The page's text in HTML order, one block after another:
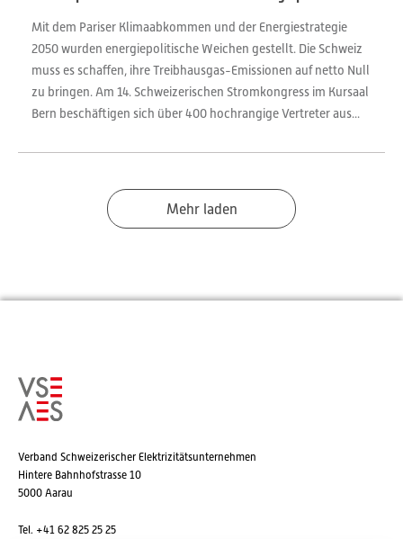
Mit dem Pariser Klimaabkommen und der Energiestrategie
2050 wurden energiepolitische Weichen gestellt. Die Schweiz
muss es schaffen, ihre Treibhausgas-Emissionen auf netto Null
zu bringen. Am 14. Schweizerischen Stromkongress im Kursaal
Bern beschäftigen sich über 400 hochrangige Vertreter aus...
Mehr laden
Verband Schweizerischer Elektrizitätsunternehmen
Hintere Bahnhofstrasse 10
5000 Aarau
Tel. +41 62 825 25 25